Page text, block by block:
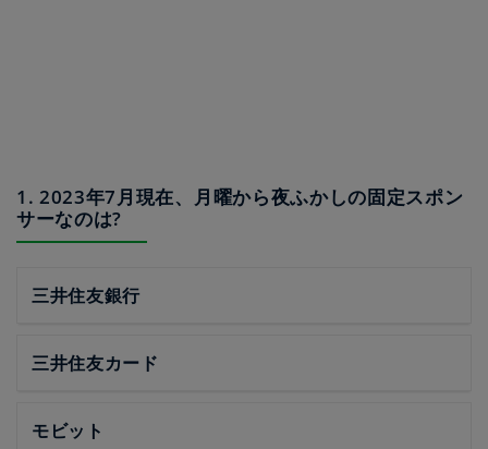
1. 2023年7月現在、月曜から夜ふかしの固定スポン
サーなのは?
三井住友銀行
三井住友カード
モビット